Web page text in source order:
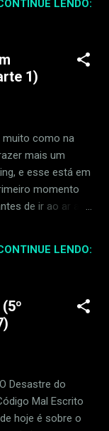
rica.
RPM,
pressão de
horário
fazer algo
natural: dá pra
externo no
E foi exatamente
que conecta
DLL. Esses
LENDO:
1)
muito como na
mais um
e esse está em
momento
de ir ao ar a
profunda na
transformá-lo em
de
Para isso,
cumprido seu
se o
dispositivo
LENDO:
Desastre do
Mal Escrito
hoje é sobre o